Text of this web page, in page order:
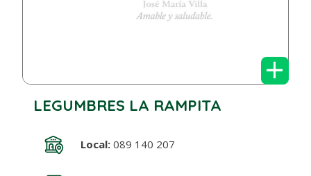
+
LEGUMBRES LA RAMPITA
Local:089 140 207